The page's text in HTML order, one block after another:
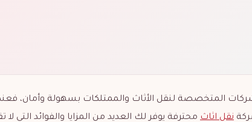
المتخصصة لنقل الأثاث والممتلكات بسهولة وأمان،
نقل اثاث محترفة يوفر لك العديد من المزايا والفوائد التي لا